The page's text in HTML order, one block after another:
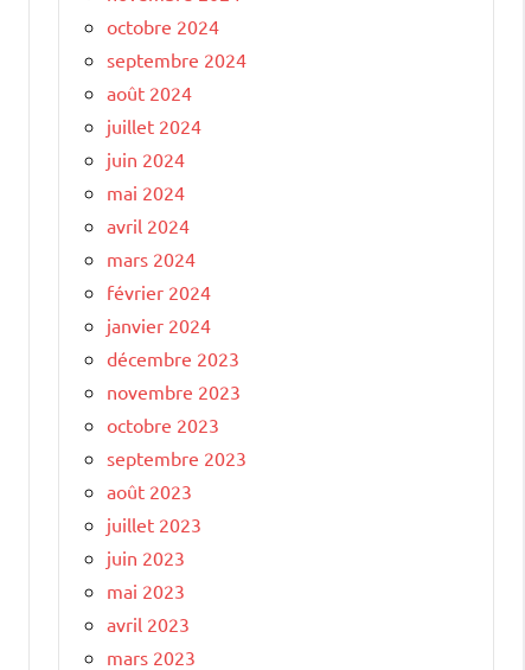
octobre 2024
septembre 2024
août 2024
juillet 2024
juin 2024
mai 2024
avril 2024
mars 2024
février 2024
janvier 2024
décembre 2023
novembre 2023
octobre 2023
septembre 2023
août 2023
juillet 2023
juin 2023
mai 2023
avril 2023
mars 2023